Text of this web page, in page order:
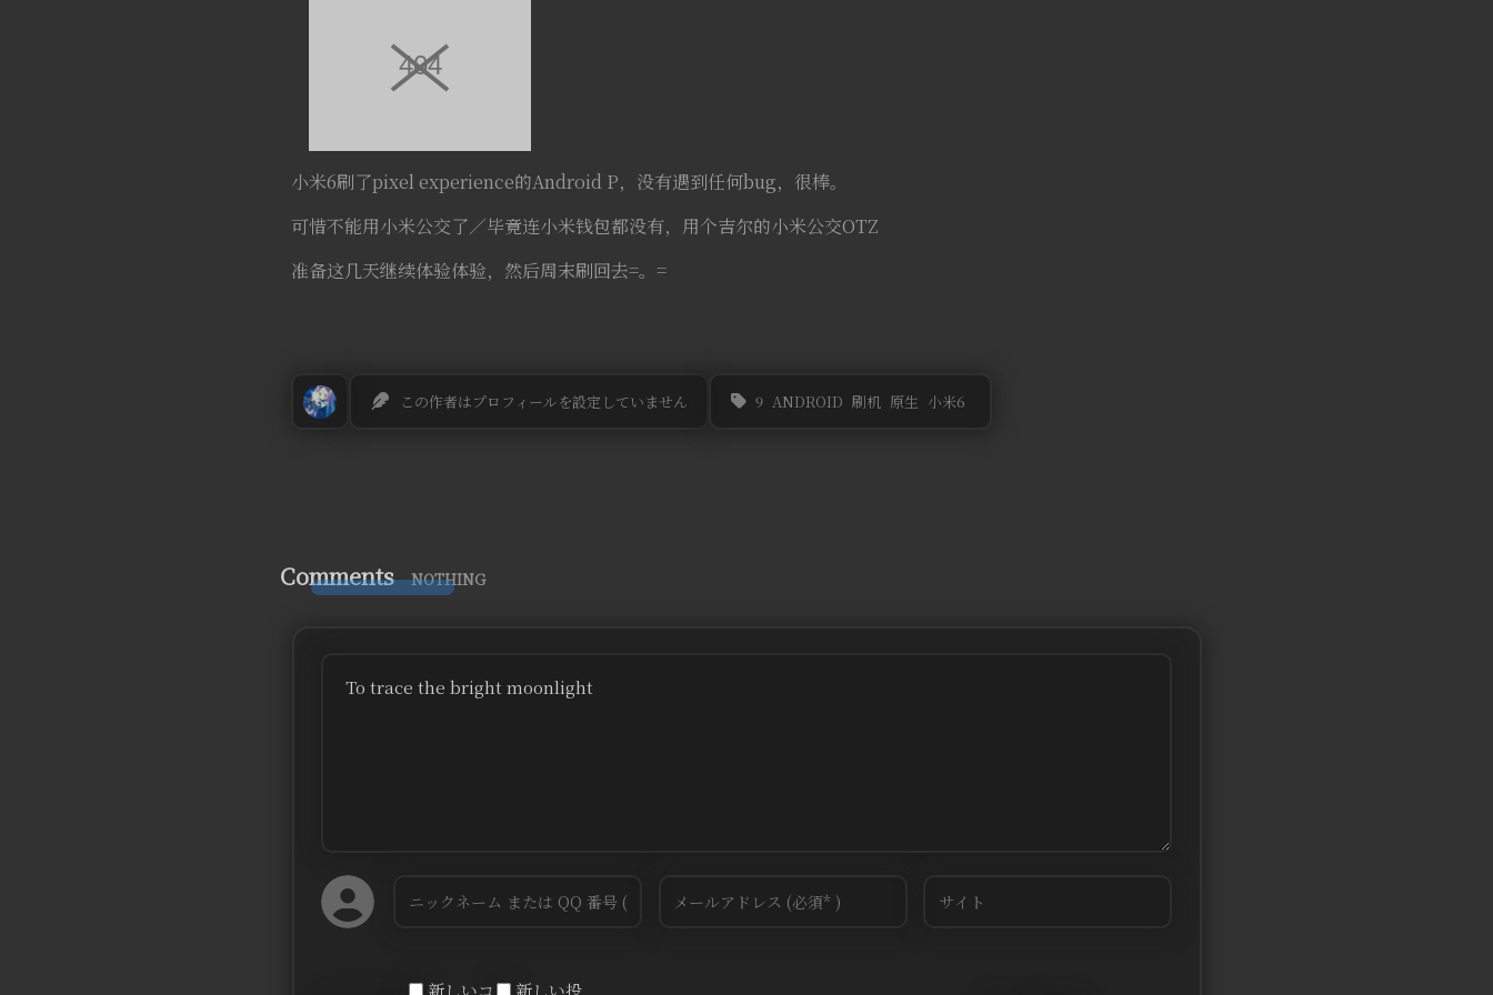
小米6刷了pixel experience的Android P，没有遇到任何bug，很棒。
可惜不能用小米公交了／毕竟连小米钱包都没有，用个吉尔的小米公交OTZ
准备这几天继续体验体验，然后周末刷回去=。=
この作者はプロフィールを設定していません 9 ANDROID 刷机 原生 小米6
Comments NOTHING
To trace the bright moonlight
新しいコ 新しい投